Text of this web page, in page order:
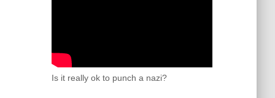
Is it really ok to punch a nazi?